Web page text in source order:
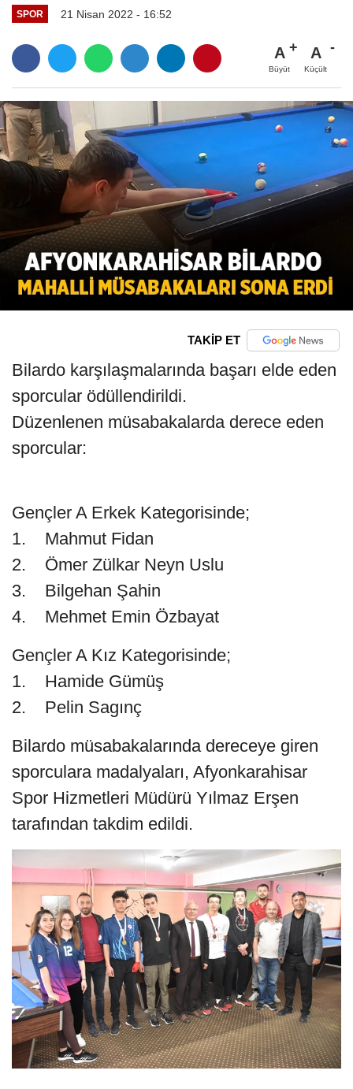
SPOR 21 Nisan 2022 - 16:52
A
Büyüt
A
Küçült
TAKİP ET
Bilardo karşılaşmalarında başarı elde eden
sporcular ödüllendirildi.
Düzenlenen müsabakalarda derece eden
sporcular:
Gençler A Erkek Kategorisinde;
1. Mahmut Fidan
2. Ömer Zülkar Neyn Uslu
3. Bilgehan Şahin
4. Mehmet Emin Özbayat
Gençler A Kız Kategorisinde;
1. Hamide Gümüş
2. Pelin Sagınç
Bilardo müsabakalarında dereceye giren
sporculara madalyaları, Afyonkarahisar
Spor Hizmetleri Müdürü Yılmaz Erşen
tarafından takdim edildi.